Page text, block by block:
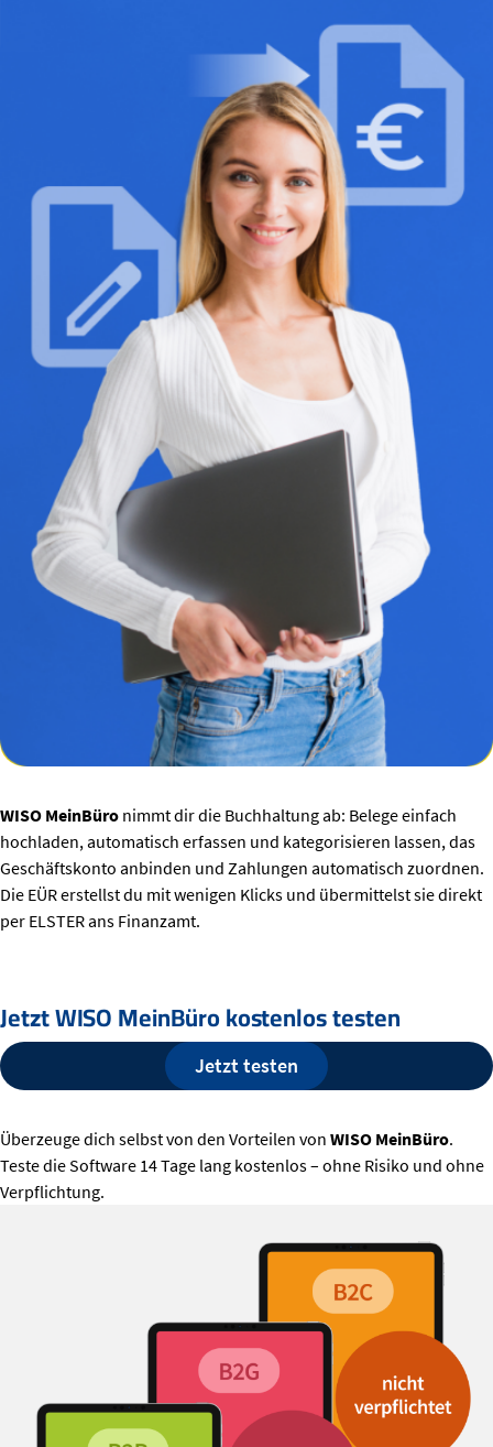
WISO MeinBüro nimmt dir die Buchhaltung ab: Belege einfach
hochladen, automatisch erfassen und kategorisieren lassen, das
Geschäftskonto anbinden und Zahlungen automatisch zuordnen.
Die EÜR erstellst du mit wenigen Klicks und übermittelst sie direkt
per ELSTER ans Finanzamt.
Jetzt WISO MeinBüro kostenlos testen
Jetzt testen
Überzeuge dich selbst von den Vorteilen von WISO MeinBüro.
Teste die Software 14 Tage lang kostenlos – ohne Risiko und ohne
Verpflichtung.